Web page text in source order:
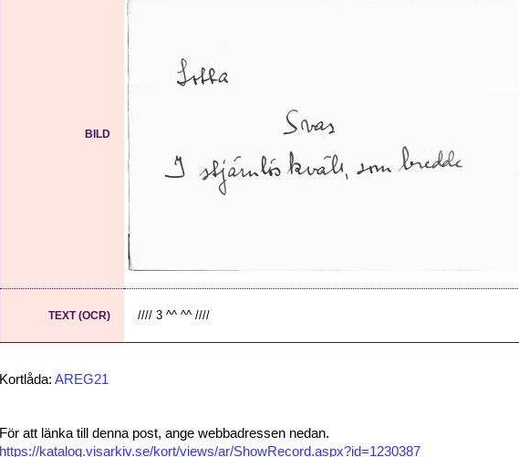
BILD
TEXT (OCR) //// 3 ^^ ^^ ////
Kortlåda: AREG21
För att länka till denna post, ange webbadressen nedan.
https://katalog.visarkiv.se/kort/views/ar/ShowRecord.aspx?id=1230387